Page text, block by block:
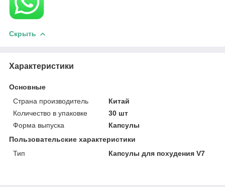
Скрыть
Характеристики
Основные
Страна производитель
Китай
Количество в упаковке
30 шт
Форма выпуска
Капсулы
Пользовательские характеристики
Тип
Капсулы для похудения V7